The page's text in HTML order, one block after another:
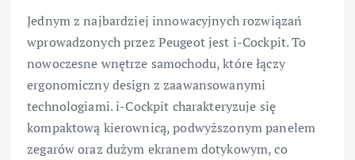
Jednym z najbardziej innowacyjnych rozwiązań
wprowadzonych przez Peugeot jest i-Cockpit. To
nowoczesne wnętrze samochodu, które łączy
ergonomiczny design z zaawansowanymi
technologiami. i-Cockpit charakteryzuje się
kompaktową kierownicą, podwyższonym panelem
zegarów oraz dużym ekranem dotykowym, co